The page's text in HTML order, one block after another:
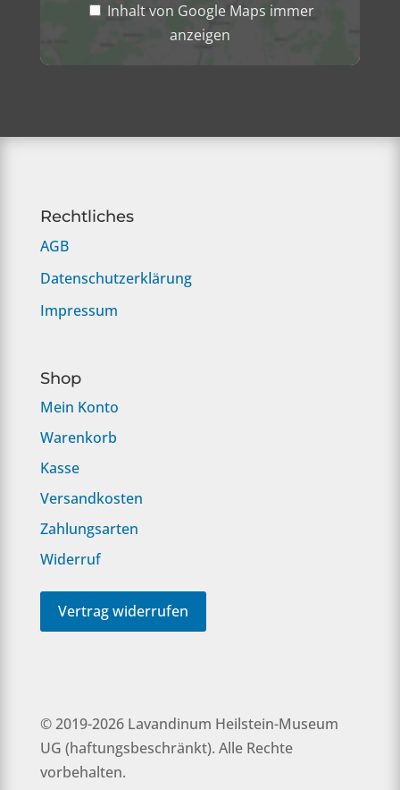
Inhalt von Google Maps immer
anzeigen
Rechtliches
AGB
Datenschutzerklärung
Impressum
Shop
Mein Konto
Warenkorb
Kasse
Versandkosten
Zahlungsarten
Widerruf
Vertrag widerrufen
© 2019-2026 Lavandinum Heilstein-Museum
UG (haftungsbeschränkt). Alle Rechte
vorbehalten.